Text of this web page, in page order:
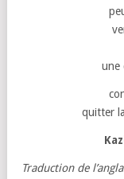
une
quitter
Traduction de